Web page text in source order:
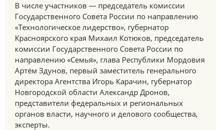
В числе участников — председатель комиссии
Государственного Совета России по направлению
«Технологическое лидерство», губернатор
Красноярского края Михаил Котюков, председатель
комиссии Государственного Совета России по
направлению «Семья», глава Республики Мордовия
Артём Здунов, первый заместитель генерального
директора Агентства Игорь Карачин, губернатор
Новгородской области Александр Дронов,
представители федеральных и региональных
органов власти, научного и делового сообщества,
эксперты.